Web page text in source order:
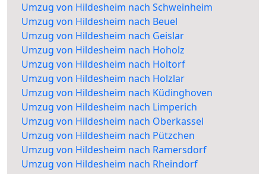
Umzug von Hildesheim nach Schweinheim
Umzug von Hildesheim nach Beuel
Umzug von Hildesheim nach Geislar
Umzug von Hildesheim nach Hoholz
Umzug von Hildesheim nach Holtorf
Umzug von Hildesheim nach Holzlar
Umzug von Hildesheim nach Küdinghoven
Umzug von Hildesheim nach Limperich
Umzug von Hildesheim nach Oberkassel
Umzug von Hildesheim nach Pützchen
Umzug von Hildesheim nach Ramersdorf
Umzug von Hildesheim nach Rheindorf